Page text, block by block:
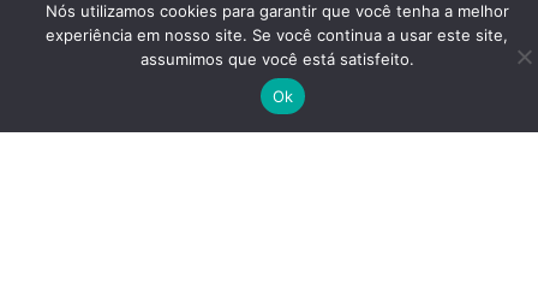
Nós utilizamos cookies para garantir que você tenha a melhor
experiência em nosso site. Se você continua a usar este site,
assumimos que você está satisfeito.
Ok